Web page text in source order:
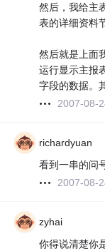
然后，我给主
表的详细资料
然后就是上面
运行显示主报
字段的数据。
2007-08-
richardyuan
看到一串的问
2007-08-
zyhai
你得说清楚你